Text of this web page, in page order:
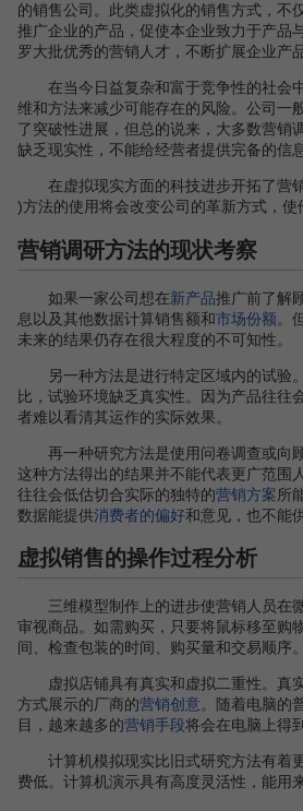
的销售公司。此类虚拟化的销售方式，不
推广企业的产品，促使本企业致力于产品
罗大批优秀的营销人才，不断扩展企业产
在当今日益复杂和富于竞争性的社会中
维和方法来减少可能存在的风险。公司一
了突破性进展，但总的说来，大多数营销
缺乏现实性，不能给经营者提供完备的信息
在虚拟现实方面的科技进步开拓了营销
)方法的使用将会改变公司的革新方式，
营销调研方法的现状考察
如果一家公司想在新产品推广前了解
息以及其他数据计算销售额和市场份额。
未来的结果仍存在很大程度的不可知性。
另一种方法是进行特定区域内的试验。
比，试验环境缺乏真实性。因为产品往往
者难以看清其运作的实际效果。
再一种研究方法是使用问卷调查或向顾
这种方法得出的结果并不能代表更广范围
往往会低估切合实际的独特的营销方案所
数据能提供消费者的偏好和意见，也不能
虚拟销售的操作过程分析
三维模型制作上的进步使营销人员在微
审视商品。如需购买，只要将鼠标移至购
间、检查包装的时间、购买量和交易顺序。
虚拟店铺具有真实和虚拟二重性。真实
方式展示的厂商的营销创意。随着电脑的
目，越来越多的营销手段将会在电脑上得
计算机模拟现实比旧式研究方法有着
费低。计算机演示具有高度灵活性，能用